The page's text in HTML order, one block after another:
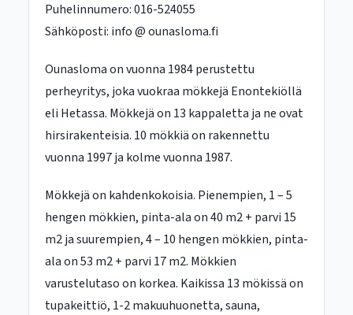
Puhelinnumero: 016-524055
Sähköposti: info @ ounasloma.fi
Ounasloma on vuonna 1984 perustettu
perheyritys, joka vuokraa mökkejä Enontekiöllä
eli Hetassa. Mökkejä on 13 kappaletta ja ne ovat
hirsirakenteisia. 10 mökkiä on rakennettu
vuonna 1997 ja kolme vuonna 1987.
Mökkejä on kahdenkokoisia. Pienempien, 1 – 5
hengen mökkien, pinta-ala on 40 m2 + parvi 15
m2 ja suurempien, 4 – 10 hengen mökkien, pinta-
ala on 53 m2 + parvi 17 m2. Mökkien
varustelutaso on korkea. Kaikissa 13 mökissä on
tupakeittiö, 1-2 makuuhuonetta, sauna,